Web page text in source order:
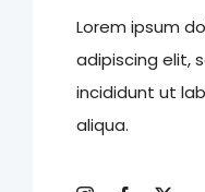
Lorem ipsum
adipiscing elit,
incididunt ut
aliqua.